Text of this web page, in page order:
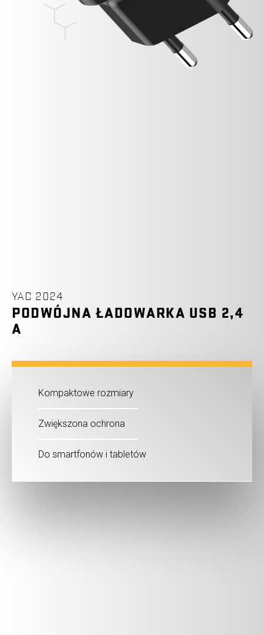
YAC 2024
PODWÓJNA ŁADOWARKA USB 2,4
A
Kompaktowe rozmiary
Zwiększona ochrona
Do smartfonów i tabletów